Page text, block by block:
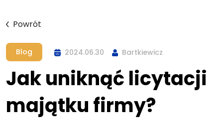
Powrót
Blog 2024.06.30 Bartkiewicz
Jak uniknąć licytacji
majątku firmy?